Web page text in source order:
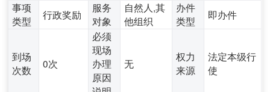
事项
类型
行政奖励
服务
对象
自然人,其
他组织
办件
类型
即办件
到场
次数
0次
必须
现场
办理
原因
无
权力
来源
法定本级行
使